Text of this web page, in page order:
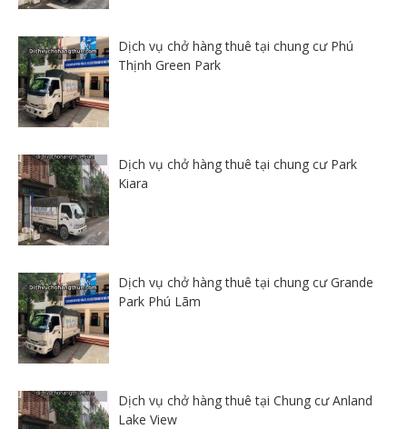
Dịch vụ chở hàng thuê tại chung cư Phú
Thịnh Green Park
Dịch vụ chở hàng thuê tại chung cư Park
Kiara
Dịch vụ chở hàng thuê tại chung cư Grande
Park Phú Lãm
Dịch vụ chở hàng thuê tại Chung cư Anland
Lake View